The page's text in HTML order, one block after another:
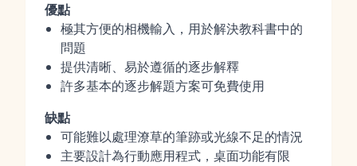
優點
極其方便的相機輸入，用於解決教科書中的
問題
提供清晰、易於遵循的逐步解釋
許多基本的逐步解題方案可免費使用
缺點
可能難以處理潦草的筆跡或光線不足的情況
主要設計為行動應用程式，桌面功能有限